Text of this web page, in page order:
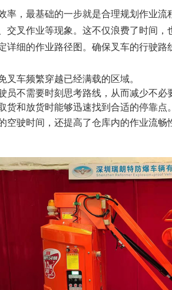
率，最基础的一步就是合理规划作业
交叉作业等现象。这不仅浪费了时间，
详细的作业路径图。确保叉车的行驶
叉车频繁穿越已经满载的区域。
不需要时刻思考路线，从而减少不必
和放货时能够迅速找到合适的停靠点。
空驶时间，还提高了仓库内的作业流畅